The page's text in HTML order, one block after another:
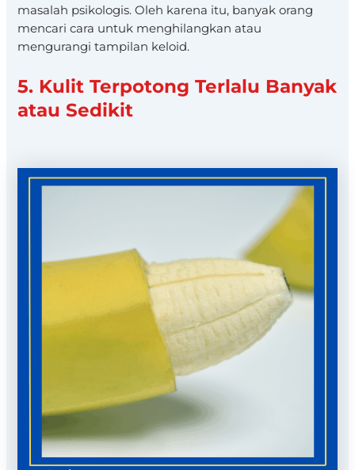
masalah psikologis. Oleh karena itu, banyak orang
mencari cara untuk menghilangkan atau
mengurangi tampilan keloid.
5. Kulit Terpotong Terlalu Banyak
atau Sedikit